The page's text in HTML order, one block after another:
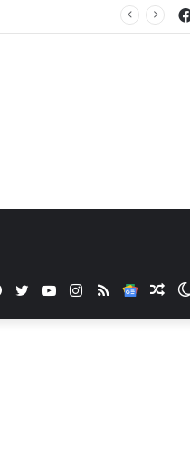
Google
RSS
Instagram
YouTube
Twitter
Facebook